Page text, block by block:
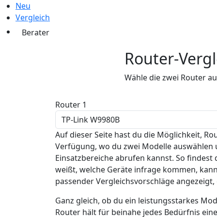
Neu
Vergleich
Berater
Router-
Wähle die zwei Router
Router 1
Auf dieser Seite hast du die Möglichkeit,
Verfügung, wo du zwei Modelle
Einsatzbereiche abrufen kannst. So
weißt, welche Geräte infrage kommen,
passender Vergleichsvorschläge
Ganz gleich, ob du ein leistungsstarkes
Router hält für beinahe jedes Bedürfnis